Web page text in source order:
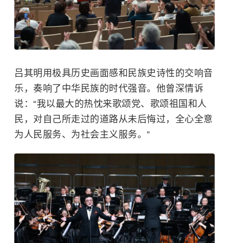
吕其明用极具历史画面感和民族史诗性的交响音
乐，奏响了中华民族的时代强音。他曾深情诉
说：“我以最大的热忱来歌颂党、歌颂祖国和人
民，对自己所走过的道路从未后悔过，全心全意
为人民服务、为社会主义服务。”